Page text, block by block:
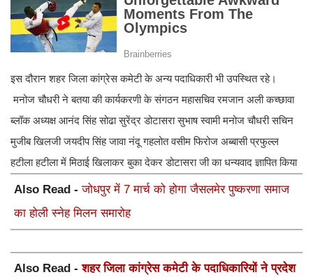
इस दौरान शहर जिला कांग्रेस कमेटी के अन्य पदाधिकारी भी उपस्थित
रहे।
मनोज चौधरी ने बतया की कार्यकरणी के संगठन महासचिव रमजान अली
मनोज चौधरी सचिन मुजीब खिलजी जयदीप सिंह जावा नंदू गहलोत वसीम
फिरोज अब्बासी प्रफुल्ल हटीला हटीला में मिठाई खिलाकर बुका देकर
डोटासरा जी का धन्यवाद ज्ञापित किया
Also Read -जोधपुर में 7 मार्च को होगा जैसलमेर पुष्करणा समाज
का होली स्नेह मिलन समारोह
Also Read -
शहर जिला कांग्रेस कमेटी के पदाधिकारियों ने प्रदेश